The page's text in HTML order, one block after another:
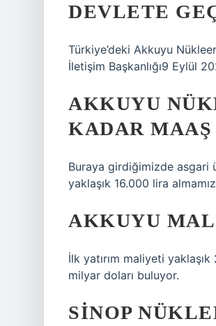
DEVLETE
Türkiye’deki Akkuyu
İletişim Başkanlığı9 Eylül
AKKUYU
KADAR
Buraya girdiğimizde asgari
yaklaşık 16.000 lira
AKKUYU
İlk yatırım maliyeti
milyar doları buluyor.
SINOP